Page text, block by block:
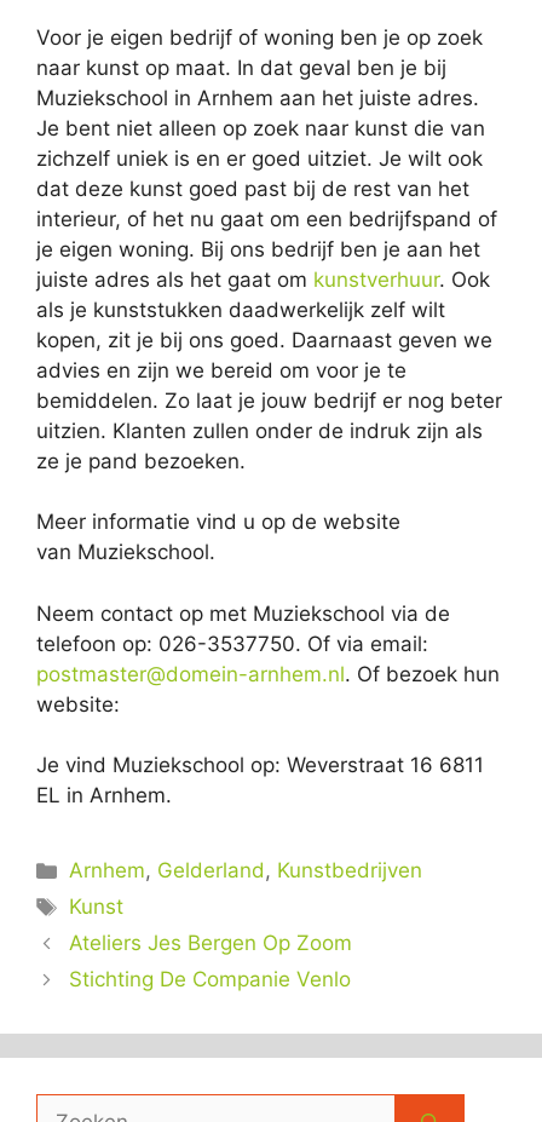
Voor je eigen bedrijf of woning ben je op zoek
naar kunst op maat. In dat geval ben je bij
Muziekschool in Arnhem aan het juiste adres.
Je bent niet alleen op zoek naar kunst die van
zichzelf uniek is en er goed uitziet. Je wilt ook
dat deze kunst goed past bij de rest van het
interieur, of het nu gaat om een bedrijfspand of
je eigen woning. Bij ons bedrijf ben je aan het
juiste adres als het gaat om kunstverhuur. Ook
als je kunststukken daadwerkelijk zelf wilt
kopen, zit je bij ons goed. Daarnaast geven we
advies en zijn we bereid om voor je te
bemiddelen. Zo laat je jouw bedrijf er nog beter
uitzien. Klanten zullen onder de indruk zijn als
ze je pand bezoeken.
Meer informatie vind u op de website
van Muziekschool.
Neem contact op met Muziekschool via de
telefoon op: 026-3537750. Of via email:
postmaster@domein-arnhem.nl. Of bezoek hun
website:
Je vind Muziekschool op: Weverstraat 16 6811
EL in Arnhem.
Categorieën
Arnhem, Gelderland, Kunstbedrijven
Tags
Kunst
Ateliers Jes Bergen Op Zoom
Stichting De Companie Venlo
Zoek